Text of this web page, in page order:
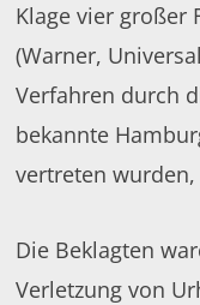
Klage vier großer
(Warner,
Verfahren durch
bekannte
vertreten
Die Beklagten
Verletzung von